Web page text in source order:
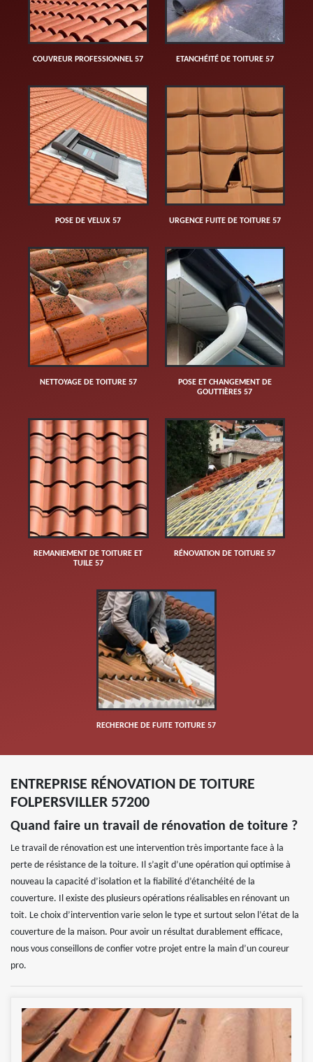
COUVREUR PROFESSIONNEL 57 ETANCHÉITÉ DE TOITURE 57
POSE DE VELUX 57 URGENCE FUITE DE TOITURE 57
NETTOYAGE DE TOITURE 57
POSE ET CHANGEMENT DE
GOUTTIÈRES 57
REMANIEMENT DE TOITURE ET
TUILE 57
RÉNOVATION DE TOITURE 57
RECHERCHE DE FUITE TOITURE 57
ENTREPRISE RÉNOVATION DE TOITURE
FOLPERSVILLER 57200
Quand faire un travail de rénovation de toiture ?
Le travail de rénovation est une intervention très importante face à la
perte de résistance de la toiture. Il s’agit d’une opération qui optimise à
nouveau la capacité d’isolation et la fiabilité d’étanchéité de la
couverture. Il existe des plusieurs opérations réalisables en rénovant un
toit. Le choix d’intervention varie selon le type et surtout selon l’état de la
couverture de la maison. Pour avoir un résultat durablement efficace,
nous vous conseillons de confier votre projet entre la main d’un coureur
pro.